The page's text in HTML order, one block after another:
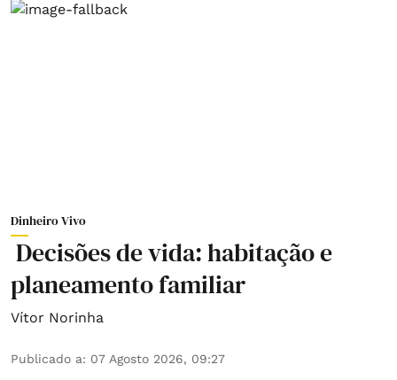
Dinheiro Vivo
Decisões de vida: habitação e
planeamento familiar
Vítor Norinha
Publicado a: 07 Agosto 2026, 09:27